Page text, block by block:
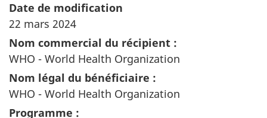
Date de modification
22 mars 2024
Nom commercial du récipient :
WHO - World Health Organization
Nom légal du bénéficiaire :
WHO - World Health Organization
Programme :